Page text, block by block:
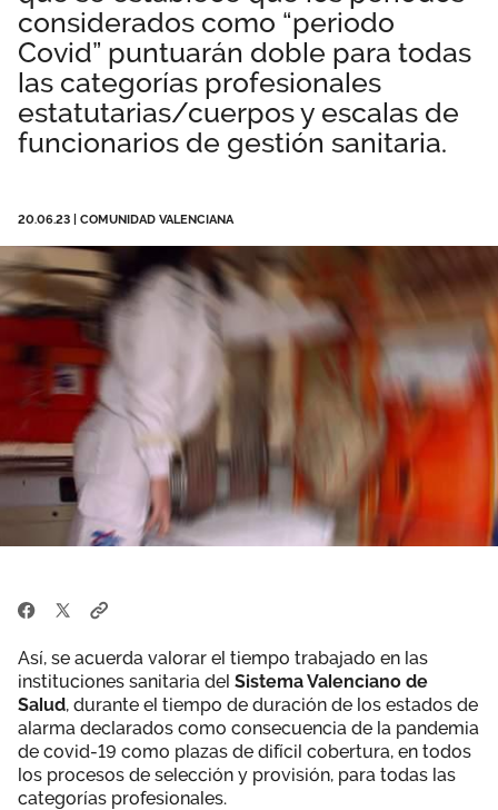
Normativa
Publicaciones
Vídeos
Área privada
Únete
considerados como “periodo
Covid” puntuarán doble para todas
las categorías profesionales
estatutarias/cuerpos y escalas de
funcionarios de gestión sanitaria.
20.06.23 COMUNIDAD VALENCIANA
Así, se acuerda valorar el tiempo trabajado en las
instituciones sanitaria del Sistema Valenciano de
Salud, durante el tiempo de duración de los estados de
alarma declarados como consecuencia de la pandemia
de covid-19 como plazas de difícil cobertura, en todos
los procesos de selección y provisión, para todas las
categorías profesionales.